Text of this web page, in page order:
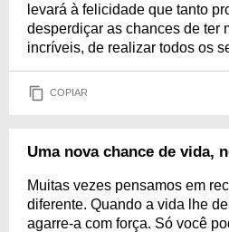
levará à felicidade que tanto
desperdiçar as chances de ter
incríveis, de realizar todos os
COPIAR
Uma nova chance de vida,
Muitas vezes pensamos em
diferente. Quando a vida lhe
agarre-a com força. Só você